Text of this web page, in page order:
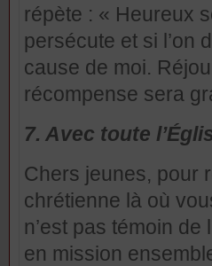
répète : « Heureux
persécute et si l’on
cause de moi.
récompense sera
7. Avec toute
Chers jeunes, pour
chrétienne là où
n’est pas témoin
en mission